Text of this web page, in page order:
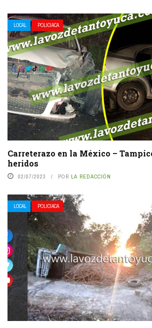
LOCAL POLICIACA
Carreterazo en la México –
heridos
02/07/2023 POR LA REDACCIÓN
LOCAL POLICIACA